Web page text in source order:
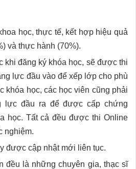
học, thực tế, kết hợp hiệu quả
và thực hành (70%).
khi đăng ký khóa học, sẽ được thi
lực đầu vào để xếp lớp cho phù
khóa học, các học viên cũng phải
lực đầu ra để được cấp chứng
học. Tất cả đều được thi Online
nghiệm.
được cập nhật mới liên tục.
đều là những chuyên gia, thạc sĩ